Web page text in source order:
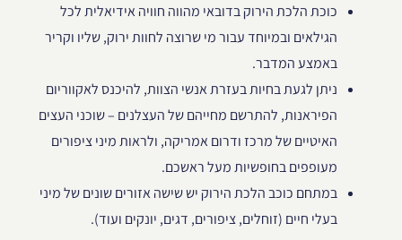
כוכת הלכת הירוק בדובאי מהווה חוויה אידיאלית לכל
הגילאים ובמיוחד עבור מי שרוצה לחוות ירוק, שליו וקריר
באמצע המדבר.
ניתן לגעת בחיות בעזרת אנשי הצוות, להיכנס לאקווריום
הפיראנות, להתרשם מחייהם של העצלנים – שוכני העצים
האיטיים של מרכז ודרום אמריקה, ולראות מיני ציפורים
מעופפים בחופשיות מעל ראשכם.
במתחם כוכב הלכת הירוק יש שישה אזורים שונים של מיני
בעלי חיים (זוחלים, ציפורים, דגים, יונקים ועוד).